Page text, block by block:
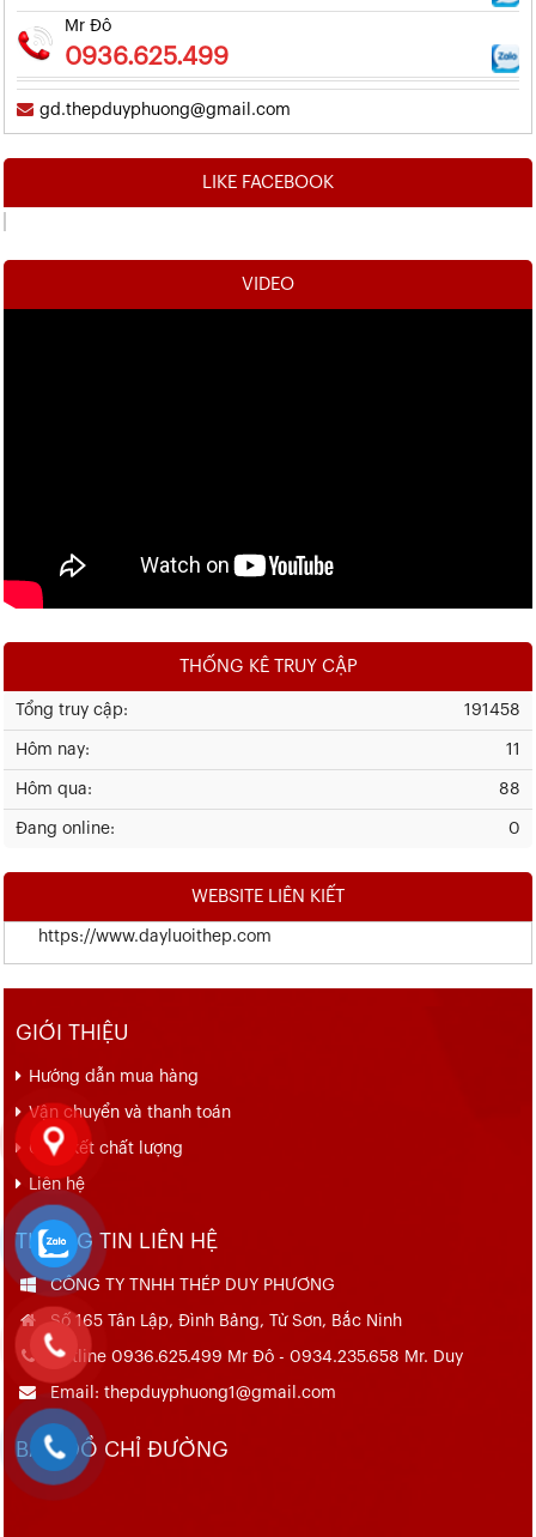
Mr Đô
0936.625.499
gd.thepduyphuong@gmail.com
LIKE FACEBOOK
VIDEO
THỐNG KÊ TRUY CẬP
191458
Tổng truy cập:
11
Hôm nay:
88
Hôm qua:
0
Đang online:
WEBSITE LIÊN KIẾT
https://www.dayluoithep.com
GIỚI THIỆU
Hướng dẫn mua hàng
Vận chuyển và thanh toán
Cam kết chất lượng
Liên hệ
THÔNG TIN LIÊN HỆ
CÔNG TY TNHH THÉP DUY PHƯƠNG
Số 165 Tân Lập, Đình Bảng, Từ Sơn, Bắc Ninh
Hotline 0936.625.499 Mr Đô - 0934.235.658 Mr. Duy
Email: thepduyphuong1@gmail.com
BẢN ĐỒ CHỈ ĐƯỜNG